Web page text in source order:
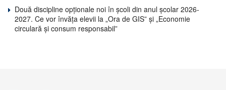
Două discipline opționale noi în școli din anul școlar 2026-
2027. Ce vor învăța elevii la „Ora de GIS” și „Economie
circulară și consum responsabil”